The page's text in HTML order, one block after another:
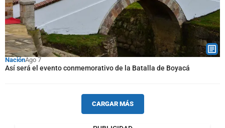
NaciónAgo 7
Así será el evento conmemorativo de la Batalla de Boyacá
CARGAR MÁS